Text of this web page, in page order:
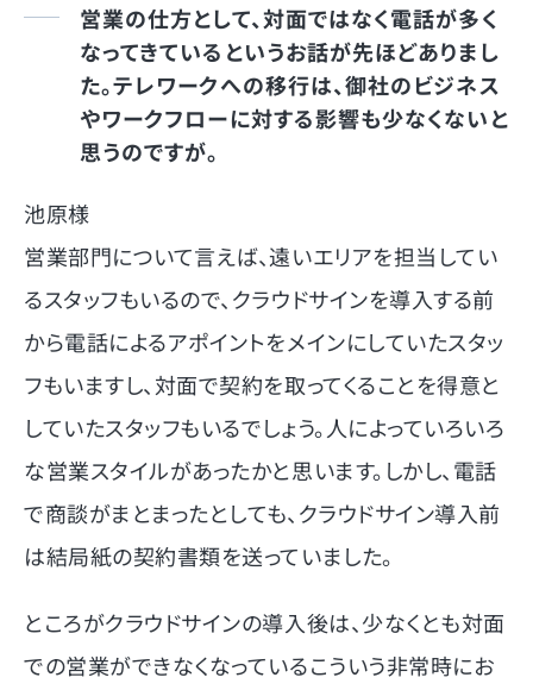
営業の仕方として、対面ではなく電話が多く
なってきているというお話が先ほどありまし
た。テレワークへの移行は、御社のビジネス
やワークフローに対する影響も少なくないと
思うのですが。
池原様
営業部門について言えば、遠いエリアを担当してい
るスタッフもいるので、クラウドサインを導入する前
から電話によるアポイントをメインにしていたスタッ
フもいますし、対面で契約を取ってくることを得意と
していたスタッフもいるでしょう。人によっていろいろ
な営業スタイルがあったかと思います。しかし、電話
で商談がまとまったとしても、クラウドサイン導入前
は結局紙の契約書類を送っていました。
ところがクラウドサインの導入後は、少なくとも対面
での営業ができなくなっているこういう非常時にお